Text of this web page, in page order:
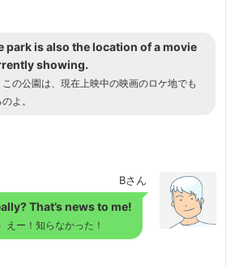
park is also the location of a movie
showing.
この公園は、現在上映中の映画のロケ地でも
よ。
Bさん
That’s news to me!
えー！知らなかった！